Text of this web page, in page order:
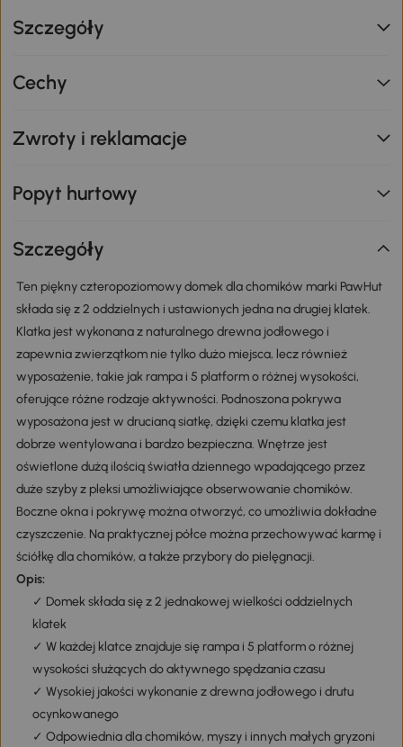
Szczegóły
Cechy
Zwroty i reklamacje
Popyt hurtowy
Szczegóły
Ten piękny czteropoziomowy domek dla chomików marki PawHut
składa się z 2 oddzielnych i ustawionych jedna na drugiej klatek.
Klatka jest wykonana z naturalnego drewna jodłowego i
zapewnia zwierzątkom nie tylko dużo miejsca, lecz również
wyposażenie, takie jak rampa i 5 platform o różnej wysokości,
oferujące różne rodzaje aktywności. Podnoszona pokrywa
wyposażona jest w drucianą siatkę, dzięki czemu klatka jest
dobrze wentylowana i bardzo bezpieczna. Wnętrze jest
oświetlone dużą ilością światła dziennego wpadającego przez
duże szyby z pleksi umożliwiające obserwowanie chomików.
Boczne okna i pokrywę można otworzyć, co umożliwia dokładne
czyszczenie. Na praktycznej półce można przechowywać karmę i
ściółkę dla chomików, a także przybory do pielęgnacji.
Opis:
✓ Domek składa się z 2 jednakowej wielkości oddzielnych
klatek
✓ W każdej klatce znajduje się rampa i 5 platform o różnej
wysokości służących do aktywnego spędzania czasu
✓ Wysokiej jakości wykonanie z drewna jodłowego i drutu
ocynkowanego
✓ Odpowiednia dla chomików, myszy i innych małych gryzoni